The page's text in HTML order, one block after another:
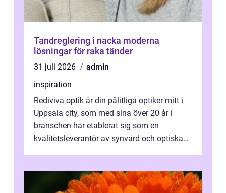
Tandreglering i nacka moderna
lösningar för raka tänder
31 juli 2026
admin
inspiration
Rediviva optik är din pålitliga optiker mitt i
Uppsala city, som med sina över 20 år i
branschen har etablerat sig som en
kvalitetsleverantör av synvård och optiska